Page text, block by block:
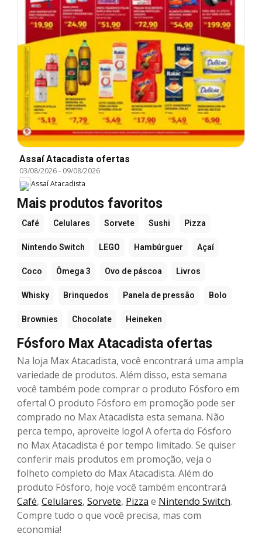
Assaí Atacadista ofertas
03/08/2026- 09/08/2026
Assaí Atacadista
Mais produtos favoritos
Café Celulares Sorvete Sushi Pizza
Nintendo Switch LEGO Hambúrguer Açaí
Coco Ômega 3 Ovo de páscoa Livros
Whisky Brinquedos Panela de pressão Bolo
Brownies Chocolate Heineken
Fósforo Max Atacadista ofertas
Na loja Max Atacadista, você encontrará uma ampla
variedade de produtos. Além disso, esta semana
você também pode comprar o produto Fósforo em
oferta! O produto Fósforo em promoção pode ser
comprado no Max Atacadista esta semana. Não
perca tempo, aproveite logo! A oferta do Fósforo
no Max Atacadista é por tempo limitado. Se quiser
conferir mais produtos em promoção, veja o
folheto completo do Max Atacadista. Além do
produto Fósforo, hoje você também encontrará
Café, Celulares, Sorvete, Pizza e Nintendo Switch.
Compre tudo o que você precisa, mas com
economia!